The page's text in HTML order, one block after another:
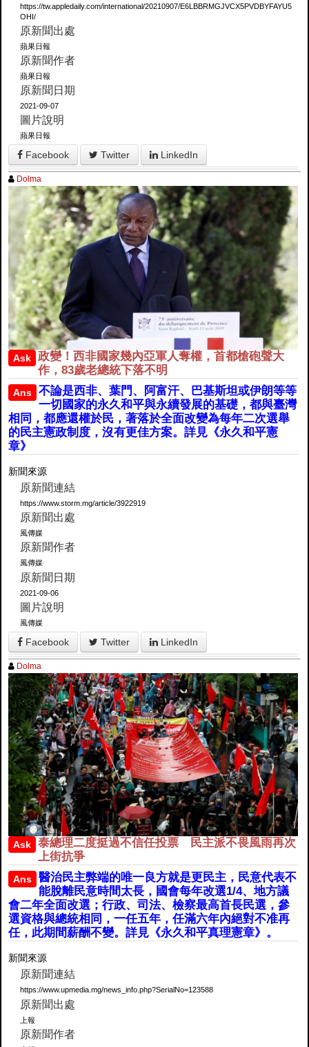
https://tw.appledaily.com/international/20210907/E6LBBRMGJVCX5PVDBYFAYU5
OHI/
原新聞出處
蘋果日報
原新聞作者
蘋果日報
原新聞日期
2021-09-07
圖片說明
蘋果日報
Facebook Twitter LinkedIn
Dolma
Ask
政變！西非國家幾內亞軍人奪權，首都槍砲聲大
作，83歲老總統下落不明
Ans
不論是西非、葉門、阿富汗、巴基斯坦或伊朗等等
一切國家的永久和平與永續發展的基礎，都與臺灣
相同，都應還權於民，著落於全面改變為每年二次選舉
的民主憲政制度，沒有更佳方案。詳見《永久和平憲
章》
新聞來源
原新聞連結
https://www.storm.mg/article/3922919
原新聞出處
風傳媒
原新聞作者
風傳媒
原新聞日期
2021-09-06
圖片說明
風傳媒
Facebook Twitter LinkedIn
Dolma
Ask
泰總理二度挺過不信任投票 民主派不畏風雨再次
上街抗爭
Ans
醫治民主弊端的唯一良方就是更民主，民意代表不
能脫離民意時間太長，國會每年改選1/4、地方議
會二年全面改選；行政、司法、檢察最高首長民選，參
選資格與總統相同，一任五年，任滿六年內絕對不准再
任，此期間薪酬不變。詳見《永久和平真理憲章》。
新聞來源
原新聞連結
https://www.upmedia.mg/news_info.php?SerialNo=123588
原新聞出處
上報
原新聞作者